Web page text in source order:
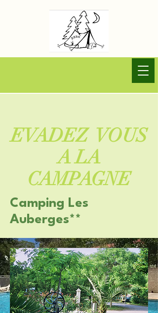
EVADEZ VOUS
A LA
CAMPAGNE
Camping Les
Auberges**